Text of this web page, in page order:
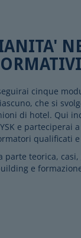
cinque
che si
di hotel. Qui
e parteciperai
qualificati
parte teorica,
e